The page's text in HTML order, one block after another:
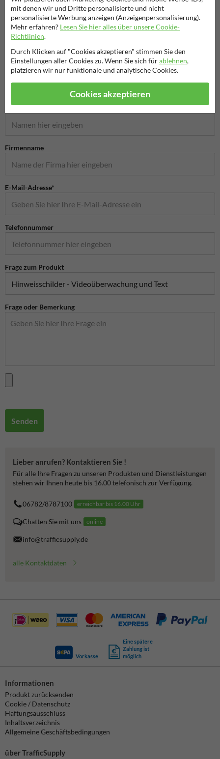
Videoüberwachung Schilder
Verkehrsschilder nach
Wunsch
Hinweisschilder
Stellen Sie Ihre Frage an NachbarschaftsschutzSchild.de
Name*
Firmenname
E-Mail-Adresse*
Telefonnummer
Frage zum Produkt
Frage oder Bemerkung
Senden
Lieber anrufen? Kontaktieren Sie !
Für alle Ihre Fragen zu unseren Produkten und Dienstleistungen
stehen wir Ihnen heute bis 16.00 telefonisch zur Verfügung.
06782/8787100 erreichbar bis 16.00 Uhr
Chatten Sie mit uns online
info@trafficsupply.de
alle Kontaktdaten
Vorkasse
Eine spätere
Zahlung ist
möglich
Informationen
Produkt zurücksenden
Cookie / Datenschutz
Haftungsausschluss
Inhaltsverzeichnis
Allgemeine Geschäftsbedingungen
über TrafficSupply
mit denen wir und Dritte personalisierte und nicht
personalisierte Werbung anzeigen (Anzeigenpersonalisierung).
Mehr erfahren? Lesen Sie hier alles über unsere Cookie-
Richtlinien.
Durch Klicken auf "Cookies akzeptieren" stimmen Sie den
Einstellungen aller Cookies zu. Wenn Sie sich fürablehnen,
platzieren wir nur funktionale und analytische Cookies.
Cookies akzeptieren